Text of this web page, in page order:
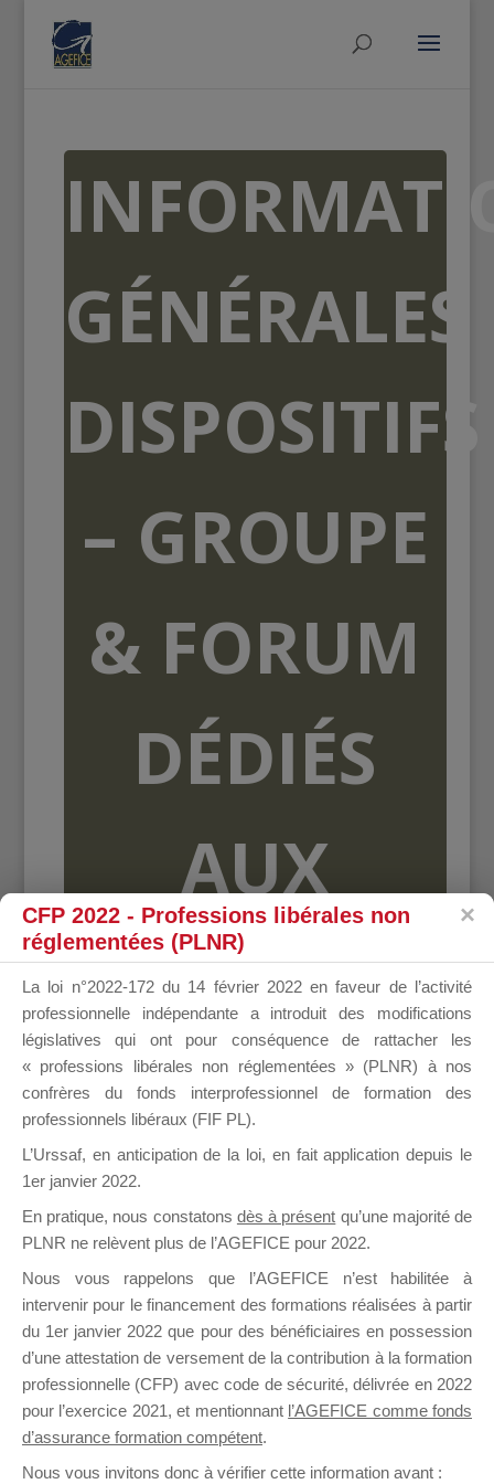
GÉNÉRALES
DISPOSITIFS
– GROUPE
& FORUM
DÉDIÉS
AUX
DE
il y a 11 heures
formation. Il accueille également les Conseillers
CFP 2022 - Professions libérales non
réglementées (PLNR)
La loi n°2022-172 du 14 février 2022 en faveur de l’activité
professionnelle indépendante a introduit des modifications
législatives qui ont pour conséquence de rattacher les
« professions libérales non réglementées » (PLNR) à nos
confrères du fonds interprofessionnel de formation des
professionnels libéraux (FIF PL).
L’Urssaf, en anticipation de la loi, en fait application depuis le
1er janvier 2022.
En pratique, nous constatons dès à présent qu’une majorité de
PLNR ne relèvent plus de l’AGEFICE pour 2022.
Nous vous rappelons que l’AGEFICE n’est habilitée à
intervenir pour le financement des formations réalisées à partir
du 1er janvier 2022 que pour des bénéficiaires en possession
d’une attestation de versement de la contribution à la formation
professionnelle (CFP) avec code de sécurité, délivrée en 2022
pour l’exercice 2021, et mentionnant l’AGEFICE comme fonds
d’assurance formation compétent.
Nous vous invitons donc à vérifier cette information avant :